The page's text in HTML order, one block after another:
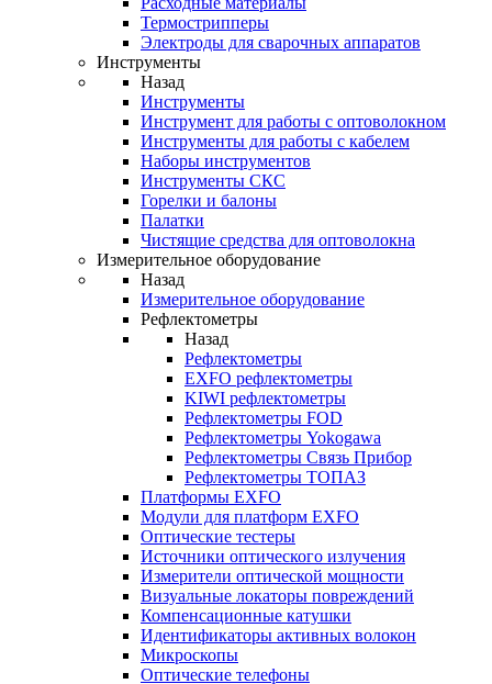
Термострипперы
Электроды для сварочных аппаратов
Инструменты
Назад
Инструменты
Инструмент для работы с оптоволокном
Инструменты для работы с кабелем
Наборы инструментов
Инструменты СКС
Горелки и балоны
Палатки
Чистящие средства для оптоволокна
Измерительное оборудование
Назад
Измерительное оборудование
Рефлектометры
Назад
Рефлектометры
EXFO рефлектометры
KIWI рефлектометры
Рефлектометры FOD
Рефлектометры Yokogawa
Рефлектометры Связь Прибор
Рефлектометры ТОПАЗ
Платформы EXFO
Модули для платформ EXFO
Оптические тестеры
Источники оптического излучения
Измерители оптической мощности
Визуальные локаторы повреждений
Компенсационные катушки
Идентификаторы активных волокон
Микроскопы
Оптические телефоны